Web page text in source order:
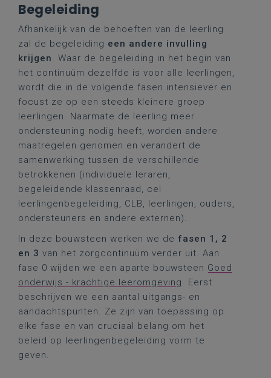
Begeleiding
Afhankelijk van de behoeften van de leerling
zal de begeleiding een andere invulling
krijgen. Waar de begeleiding in het begin van
het continuüm dezelfde is voor alle leerlingen,
wordt die in de volgende fasen intensiever en
focust ze op een steeds kleinere groep
leerlingen. Naarmate de leerling meer
ondersteuning nodig heeft, worden andere
maatregelen genomen en verandert de
samenwerking tussen de verschillende
betrokkenen (individuele leraren,
begeleidende klassenraad, cel
leerlingenbegeleiding, CLB, leerlingen, ouders,
ondersteuners en andere externen).
In deze bouwsteen werken we de fasen 1, 2
en 3 van het zorgcontinuüm verder uit. Aan
fase 0 wijden we een aparte bouwsteen Goed
onderwijs - krachtige leeromgeving. Eerst
beschrijven we een aantal uitgangs- en
aandachtspunten. Ze zijn van toepassing op
elke fase en van cruciaal belang om het
beleid op leerlingenbegeleiding vorm te
geven.